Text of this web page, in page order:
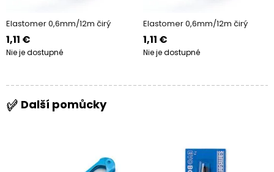
Elastomer 0,6mm/12m čirý
1,11 €
Nie je dostupné
Elastomer 0,6mm/12m čirý
1,11 €
Nie je dostupné
Další pomůcky